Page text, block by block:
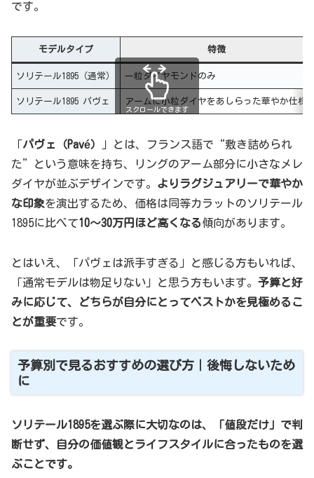
です。
モデルタイプ 特徴
ソリテール1895（通常） 一粒ダイヤモンドのみ
ソリテール1895 パヴェ アームに小粒ダイヤをあしらった華やか仕様
スクロールできます
「パヴェ（Pavé）
」とは、フランス語で“敷き詰められ
た”という意味を持ち、リングのアーム部分に小さなメレ
ダイヤが並ぶデザインです。 よりラグジュアリーで華やか
な印象を演出するため、価格は同等カラットのソリテール
1895に比べて10〜30万円ほど高くなる傾向があります。
とはいえ、「パヴェは派手すぎる」と感じる方もいれば、
「通常モデルは物足りない」と思う方もいます。 予算と好
みに応じて、どちらが自分にとってベストかを見極めるこ
とが重要です。
予算別で見るおすすめの選び方｜後悔しないため
に
ソリテール1895を選ぶ際に大切なのは、「値段だけ」で判
断せず、自分の価値観とライフスタイルに合ったものを選
ぶことです。